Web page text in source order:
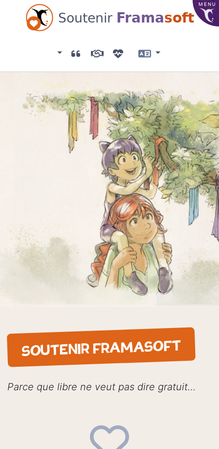
MENU
Soutenir Framasoft
AssociationTémoignages
MécènesListe des dons
Langue
SOUTENIR FRAMASOFT
Parce que libre ne veut pas dire gratuit…